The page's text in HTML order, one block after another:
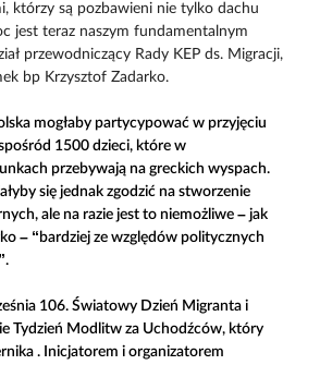
którzy są pozbawieni nie tylko dachu
jest teraz naszym fundamentalnym
przewodniczący Rady KEP ds. Migracji,
bp Krzysztof Zadarko.
mogłaby partycypować w przyjęciu
1500 dzieci, które w
przebywają na greckich wyspach.
się jednak zgodzić na stworzenie
ale na razie jest to niemożliwe – jak
– “bardziej ze względów politycznych
106. Światowy Dzień Migranta i
Tydzień Modlitw za Uchodźców, który
. Inicjatorem i organizatorem